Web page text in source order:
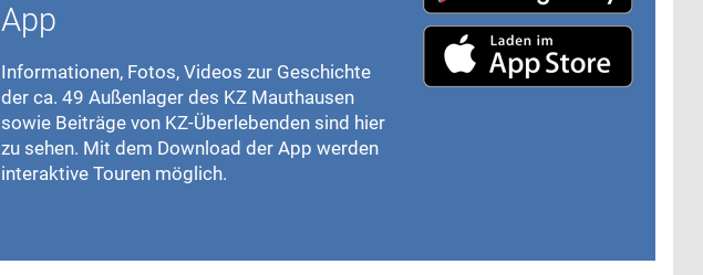
App
Informationen, Fotos, Videos zur Geschichte
der ca. 49 Außenlager des KZ Mauthausen
sowie Beiträge von KZ-Überlebenden sind hier
zu sehen. Mit dem Download der App werden
interaktive Touren möglich.